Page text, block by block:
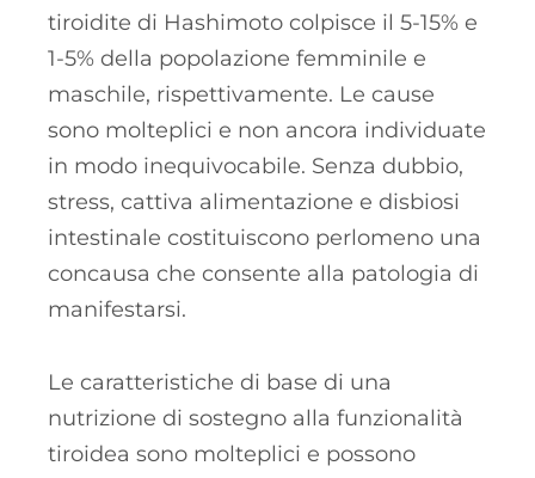
tiroidite di Hashimoto colpisce il 5-15% e
1-5% della popolazione femminile e
maschile, rispettivamente. Le cause
sono molteplici e non ancora individuate
in modo inequivocabile. Senza dubbio,
stress, cattiva alimentazione e disbiosi
intestinale costituiscono perlomeno una
concausa che consente alla patologia di
manifestarsi.
Le caratteristiche di base di una
nutrizione di sostegno alla funzionalità
tiroidea sono molteplici e possono